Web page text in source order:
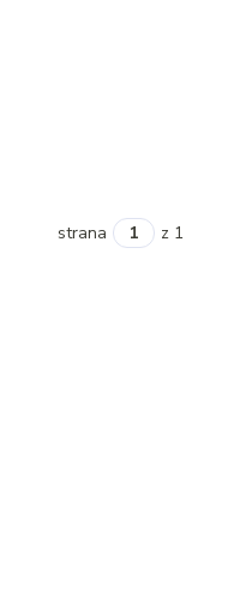
strana z 1